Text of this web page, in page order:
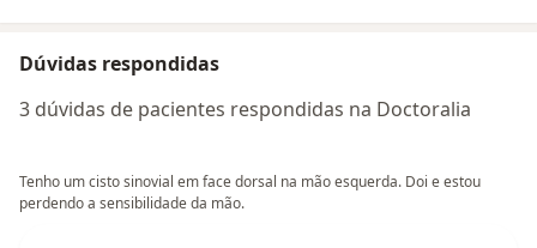
Dúvidas respondidas
3 dúvidas de pacientes respondidas na Doctoralia
Tenho um cisto sinovial em face dorsal na mão esquerda. Doi e estou
perdendo a sensibilidade da mão.